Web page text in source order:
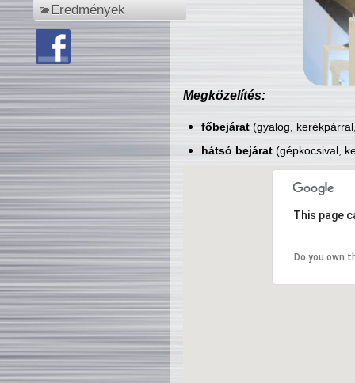
Eredmények
Megközelítés:
főbejárat(gyalog,
hátsó bejárat(gépkocsival,
This page
Do you own